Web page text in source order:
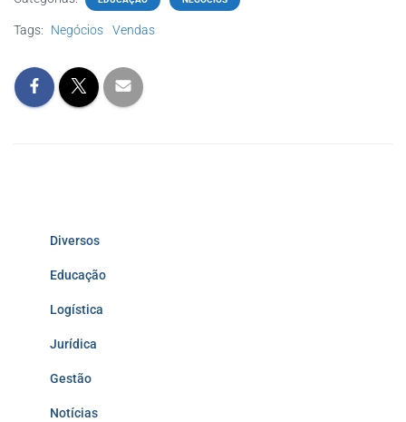
Tags: Negócios Vendas
Diversos
Educação
Logística
Jurídica
Gestão
Notícias